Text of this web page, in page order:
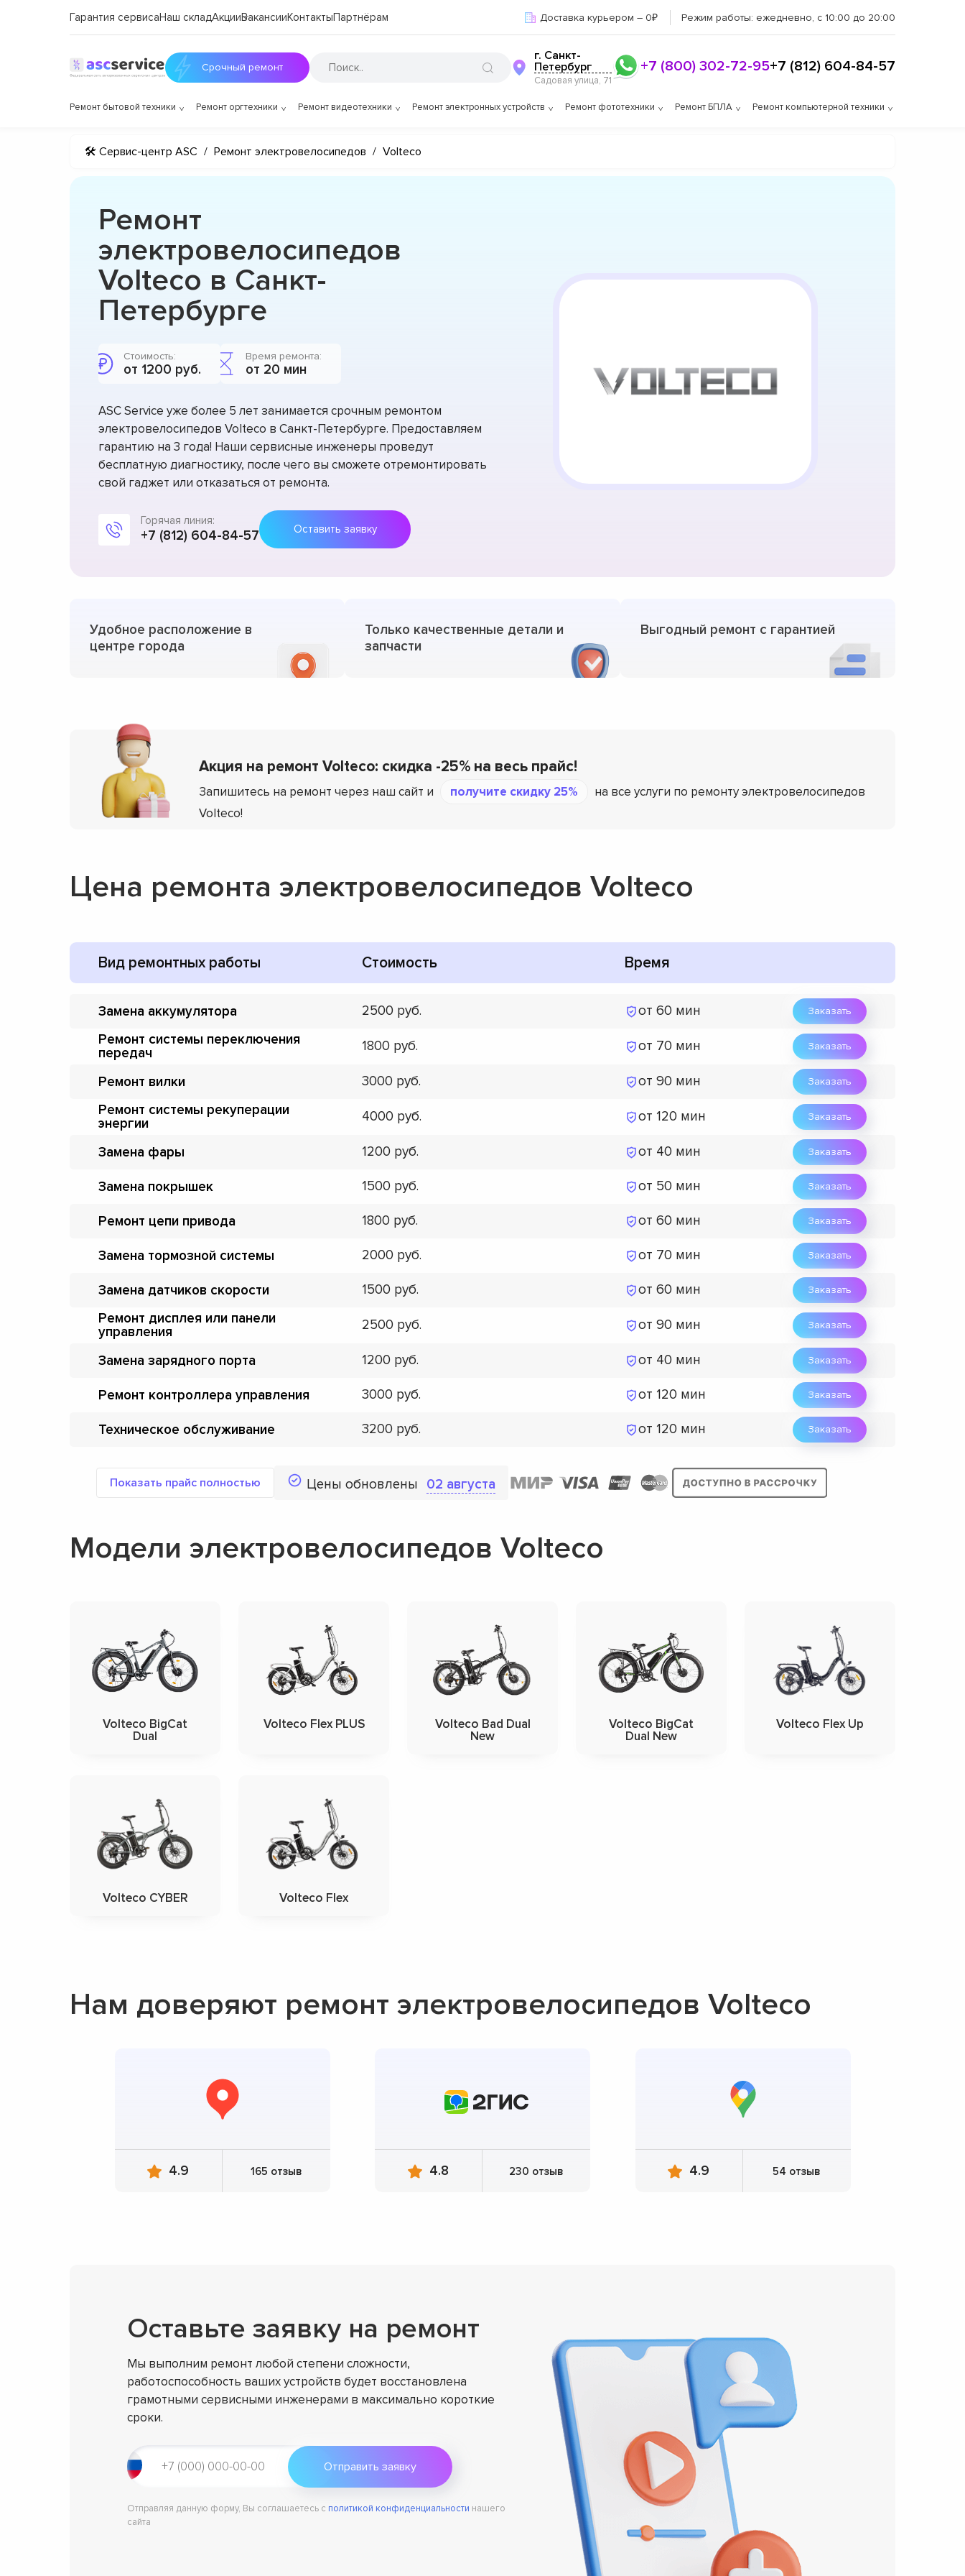
Гарантия сервисаНаш складАкцииВакансииКонтактыПартнёрам Доставка курьером – 0₽ Режим работы: ежедневно, с 10:00 до 20:00
Срочный ремонт
г. Санкт-
Петербург
Садовая улица, 71
+7 (800) 302-72-95+7 (812) 604-84-57
Ремонт бытовой техники Ремонт оргтехники Ремонт видеотехники Ремонт электронных устройств Ремонт фототехники Ремонт БПЛА Ремонт компьютерной техники
🛠 Сервис-центр ASC / Ремонт электровелосипедов / Volteco
Ремонт
электровелосипедов
Volteco в Санкт-
Петербурге
Стоимость:
от 1200 руб.
Время ремонта:
от 20 мин
ASC Service уже более 5 лет занимается срочным ремонтом
электровелосипедов Volteco в Санкт-Петербурге. Предоставляем
гарантию на 3 года! Наши сервисные инженеры проведут
бесплатную диагностику, после чего вы сможете отремонтировать
свой гаджет или отказаться от ремонта.
Горячая линия:
+7 (812) 604-84-57 Оставить заявку
Удобное расположение в
центре города
Только качественные детали и
запчасти
Выгодный ремонт с гарантией
Акция на ремонт Volteco: скидка -25% на весь прайс!
Запишитесь на ремонт через наш сайт и получите скидку 25%
на все услуги по ремонту электровелосипедов
Volteco!
Цена ремонта электровелосипедов Volteco
Вид ремонтных работы Стоимость Время
Замена аккумулятора 2500 от 60 мин Заказать
Ремонт системы переключения
передач
1800 от 70 мин Заказать
Ремонт вилки 3000 от 90 мин Заказать
Ремонт системы рекуперации
энергии
4000 от 120 мин Заказать
Замена фары 1200 от 40 мин Заказать
Замена покрышек 1500 от 50 мин Заказать
Ремонт цепи привода 1800 от 60 мин Заказать
Замена тормозной системы 2000 от 70 мин Заказать
Замена датчиков скорости 1500 от 60 мин Заказать
Ремонт дисплея или панели
управления
2500 от 90 мин Заказать
Замена зарядного порта 1200 от 40 мин Заказать
Ремонт контроллера управления 3000 от 120 мин Заказать
Техническое обслуживание 3200 от 120 мин Заказать
Показать прайс полностью Цены обновлены 02 августа
Модели электровелосипедов Volteco
Volteco BigCat
Dual
Volteco Flex PLUS
Volteco Bad Dual
New
Volteco BigCat
Dual New
Volteco Flex Up
Volteco CYBER Volteco Flex
Нам доверяют ремонт электровелосипедов Volteco
4.9 165 отзыв 4.8 230 отзыв 4.9 54 отзыв
Оставьте заявку на ремонт
Мы выполним ремонт любой степени сложности,
работоспособность ваших устройств будет восстановлена
грамотными сервисными инженерами в максимально короткие
сроки.
Отправляя данную форму, Вы соглашаетесь с политикой конфиденциальности нашего
сайта